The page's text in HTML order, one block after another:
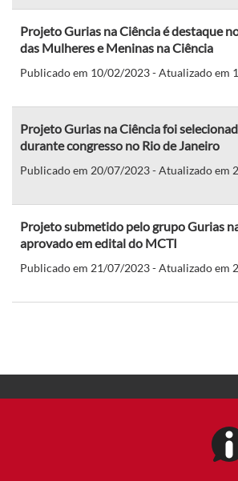
Projeto Gurias na Ciência é destaque
das Mulheres e Meninas na Ciência
Publicado em 10/02/2023 - Atualizado em
Projeto Gurias na Ciência foi
durante congresso no Rio de Janeiro
Publicado em 20/07/2023 - Atualizado em
Projeto submetido pelo grupo Gurias
aprovado em edital do MCTI
Publicado em 21/07/2023 - Atualizado em